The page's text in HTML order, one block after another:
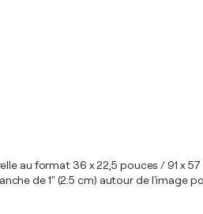
au format 36 x 22,5 pouces / 91 x
de 1" (2.5 cm) autour de l'image